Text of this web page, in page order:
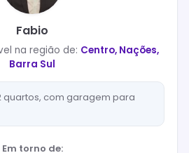
Fabio
na região de: Centro, Nações,
Barra Sul
quartos, com garagem para
Em torno de: